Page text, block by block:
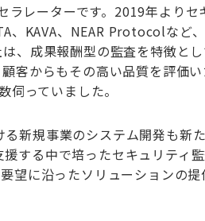
レーターです。2019年よりセ
、KAVA、NEAR Protocolなど
、成果報酬型の監査を特徴と
客からもその高い品質を評価
伺っていました。
新規事業のシステム開発も新
する中で培ったセキュリティ
望に沿ったソリューションの提